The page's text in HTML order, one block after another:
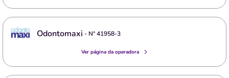
Odontomaxi - Nº41958-3
Ver página da operadora